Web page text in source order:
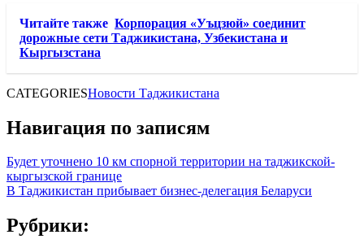
Читайте также Корпорация «Уъцзюй» соединит
дорожные сети Таджикистана, Узбекистана и
Кыргызстана
CATEGORIESНовости Таджикистана
Навигация по записям
Будет уточнено 10 км спорной территории на таджикской-
кыргызской границе
В Таджикистан прибывает бизнес-делегация Беларуси
Рубрики: